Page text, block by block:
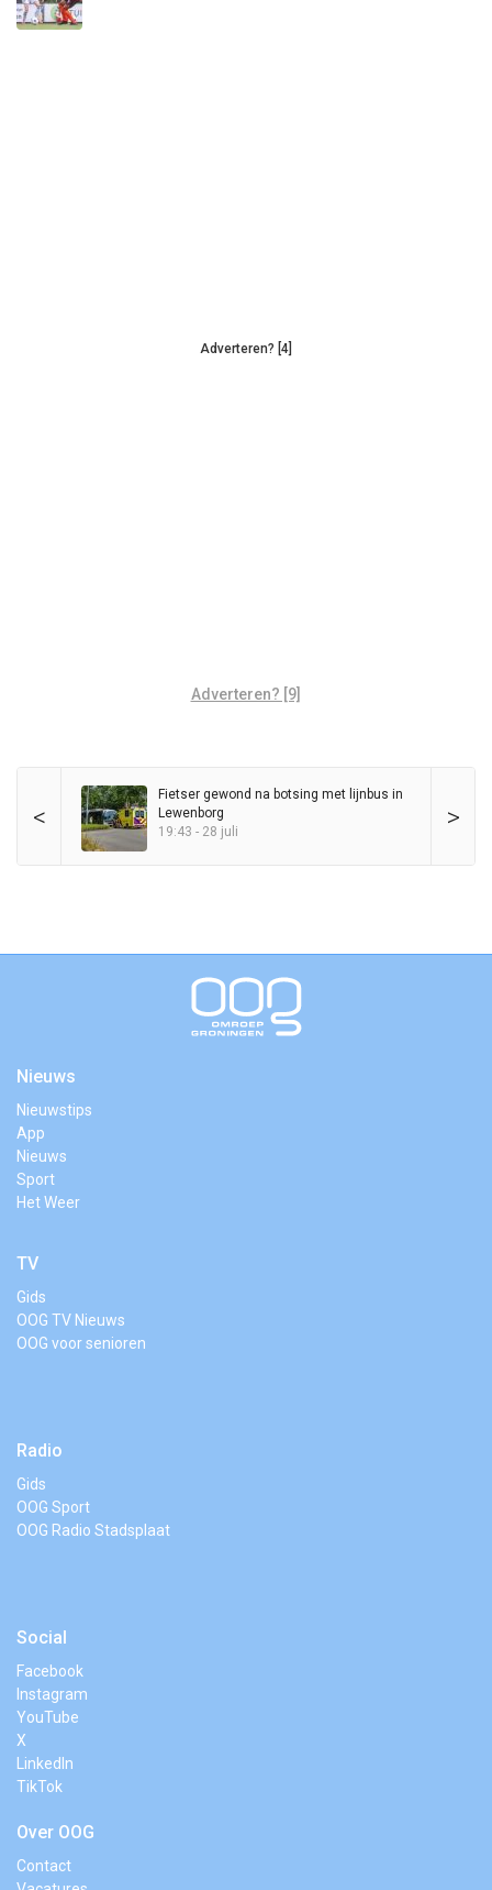
Adverteren? [4]
Adverteren? [9]
< >
Fietser gewond na botsing met lijnbus in
Lewenborg
19:43 - 28 juli
Nieuws
Nieuwstips
App
Nieuws
Sport
Het Weer
TV
Gids
OOG TV Nieuws
OOG voor senioren
Radio
Gids
OOG Sport
OOG Radio Stadsplaat
Social
Facebook
Instagram
YouTube
X
LinkedIn
TikTok
Over OOG
Contact